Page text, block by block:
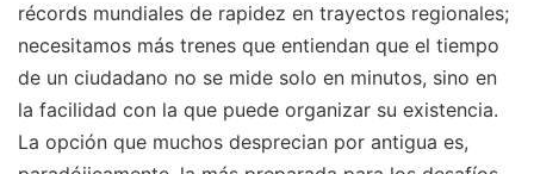
récords mundiales de rapidez en trayectos regionales;
necesitamos más trenes que entiendan que el tiempo
de un ciudadano no se mide solo en minutos, sino en
la facilidad con la que puede organizar su existencia.
La opción que muchos desprecian por antigua es,